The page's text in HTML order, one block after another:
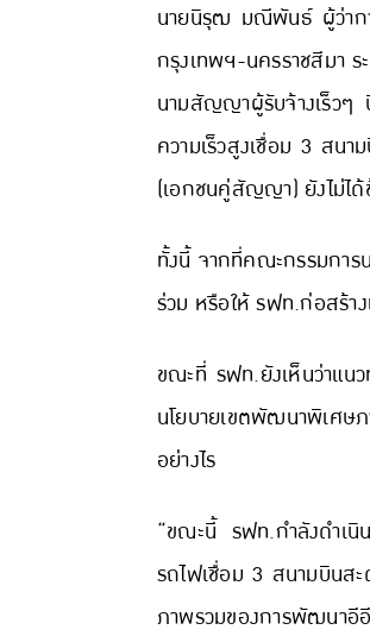
นายนิรุฒ มณีพันธ์ ผู้ว่ากา
กรุงเทพฯ-นครราชสีมา
นามสัญญาผู้รับจ้างเร็ว
ความเร็วสูงเชื่อม 3 สน
(เอกชนคู่สัญญา) ยังไม่ไ
ทั้งนี้ จากที่คณะกรรมกา
ร่วม หรือให้ รฟท.ก่อสร้า
ขณะที่ รฟท.ยังเห็นว่าแน
นโยบายเขตพัฒนาพิเศษ
อย่างไร
“ขณะนี้ รฟท.กำลังดำเนิ
รถไฟเชื่อม 3 สนามบินส
ภาพรวมของการพัฒนาอีอี